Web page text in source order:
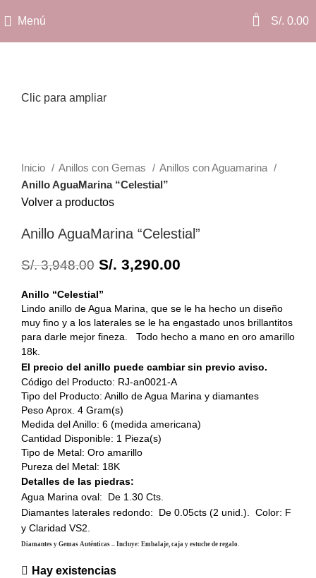
Menú 0 S/. 0.00
Clic para ampliar
Inicio Anillos con Gemas
Anillos con Aguamarina
Anillo AguaMarina “Celestial”
Volver a productos
Anillo AguaMarina “Celestial”
S/.3,948.00 S/. 3,290.00
Anillo “Celestial”
Lindo anillo de Agua Marina, que se le ha hecho un diseño
muy fino y a los laterales se le ha engastado unos brillantitos
para darle mejor fineza. Todo hecho a mano en oro amarillo
18k.
El precio del anillo puede cambiar sin previo aviso.
Código del Producto: RJ-an0021-A
Tipo del Producto: Anillo de Agua Marina y diamantes
Peso Aprox. 4 Gram(s)
Medida del Anillo: 6 (medida americana)
Cantidad Disponible: 1 Pieza(s)
Tipo de Metal: Oro amarillo
Pureza del Metal: 18K
Detalles de las piedras:
Agua Marina oval: De 1.30 Cts.
Diamantes laterales redondo: De 0.05cts (2 unid.). Color: F
y Claridad VS2.
Diamantes y Gemas Auténticas – Incluye: Embalaje, caja y estuche de regalo.
Hay existencias